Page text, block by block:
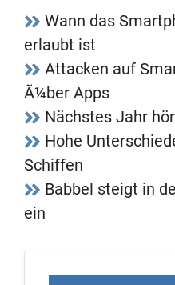
Wann das
erlaubt ist
Attacken auf
Ã¼ber Apps
Nächstes Jahr
Hohe
Schiffen
Babbel steigt in
ein